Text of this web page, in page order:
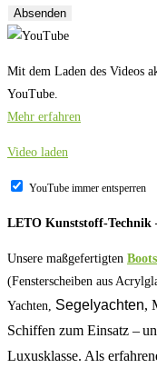
Absenden
Mit dem Laden des Videos
YouTube.
Mehr erfahren
Video laden
YouTube immer entsperren
LETO Kunststoff-Technik
Unsere maßgefertigten
(Fensterscheiben aus
Yachten, Segelyachten,
Schiffen zum Einsatz –
Luxusklasse. Als